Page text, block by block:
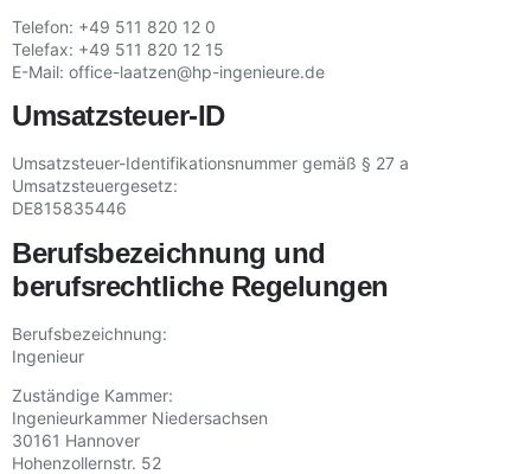
Telefon: +49 511 820 12 0
Telefax: +49 511 820 12 15
E-Mail: office-laatzen@hp-ingenieure.de
Umsatzsteuer-ID
Umsatzsteuer-Identifikationsnummer gemäß § 27 a
Umsatzsteuergesetz:
DE815835446
Berufsbezeichnung und
berufsrechtliche Regelungen
Berufsbezeichnung:
Ingenieur
Zuständige Kammer:
Ingenieurkammer Niedersachsen
30161 Hannover
Hohenzollernstr. 52